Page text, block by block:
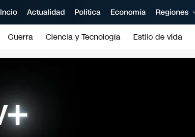
Incio Actualidad Política Economía Regiones
Guerra Ciencia y Tecnología Estilo de vida